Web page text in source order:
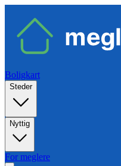
Boligkart
Steder
Nyttig
For meglere